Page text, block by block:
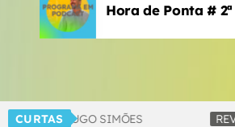
Hora de Ponta #
CURTAS
HUGO SIMÕES REVOLTA